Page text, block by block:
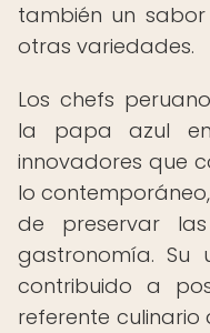
también un
otras variedades.
Los chefs
la papa azul
innovadores que
lo
de preservar
gastronomía.
contribuido a
referente culinario